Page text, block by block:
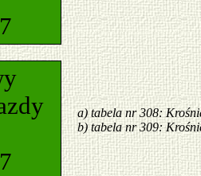
a) tabela nr 308:
b) tabela nr 309: